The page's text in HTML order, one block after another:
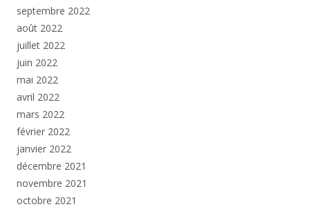
septembre 2022
août 2022
juillet 2022
juin 2022
mai 2022
avril 2022
mars 2022
février 2022
janvier 2022
décembre 2021
novembre 2021
octobre 2021